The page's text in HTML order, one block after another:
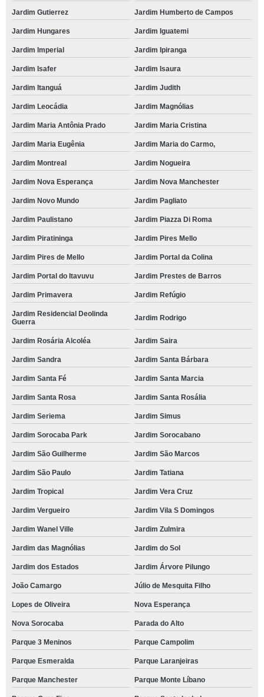
Jardim Gutierrez Jardim Humberto de Campos
Jardim Hungares Jardim Iguatemi
Jardim Imperial Jardim Ipiranga
Jardim Isafer Jardim Isaura
Jardim Itanguá Jardim Judith
Jardim Leocádia Jardim Magnólias
Jardim Maria Antônia Prado Jardim Maria Cristina
Jardim Maria Eugênia Jardim Maria do Carmo,
Jardim Montreal Jardim Nogueira
Jardim Nova Esperança Jardim Nova Manchester
Jardim Novo Mundo Jardim Pagliato
Jardim Paulistano Jardim Piazza Di Roma
Jardim Piratininga Jardim Pires Mello
Jardim Pires de Mello Jardim Portal da Colina
Jardim Portal do Itavuvu Jardim Prestes de Barros
Jardim Primavera Jardim Refúgio
Jardim Residencial Deolinda
Guerra
Jardim Rodrigo
Jardim Rosária Alcoléa Jardim Saira
Jardim Sandra Jardim Santa Bárbara
Jardim Santa Fé Jardim Santa Marcia
Jardim Santa Rosa Jardim Santa Rosália
Jardim Seriema Jardim Simus
Jardim Sorocaba Park Jardim Sorocabano
Jardim São Guilherme Jardim São Marcos
Jardim São Paulo Jardim Tatiana
Jardim Tropical Jardim Vera Cruz
Jardim Vergueiro Jardim Vila S Domingos
Jardim Wanel Ville Jardim Zulmira
Jardim das Magnólias Jardim do Sol
Jardim dos Estados Jardim Árvore Pilungo
João Camargo Júlio de Mesquita Filho
Lopes de Oliveira Nova Esperança
Nova Sorocaba Parada do Alto
Parque 3 Meninos Parque Campolim
Parque Esmeralda Parque Laranjeiras
Parque Manchester Parque Monte Líbano